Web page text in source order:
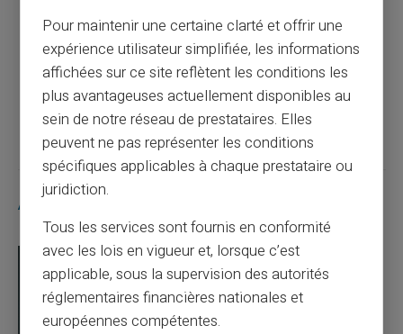
Ouvrir un compte en ligne sans dépôt et
sans justificatif
Article suivant
Articles similaires
Pour maintenir une certaine clarté et offrir une
expérience utilisateur simplifiée, les informations
affichées sur ce site reflètent les conditions les
plus avantageuses actuellement disponibles au
sein de notre réseau de prestataires. Elles
peuvent ne pas représenter les conditions
spécifiques applicables à chaque prestataire ou
juridiction.
Tous les services sont fournis en conformité
avec les lois en vigueur et, lorsque c’est
applicable, sous la supervision des autorités
réglementaires financières nationales et
européennes compétentes.